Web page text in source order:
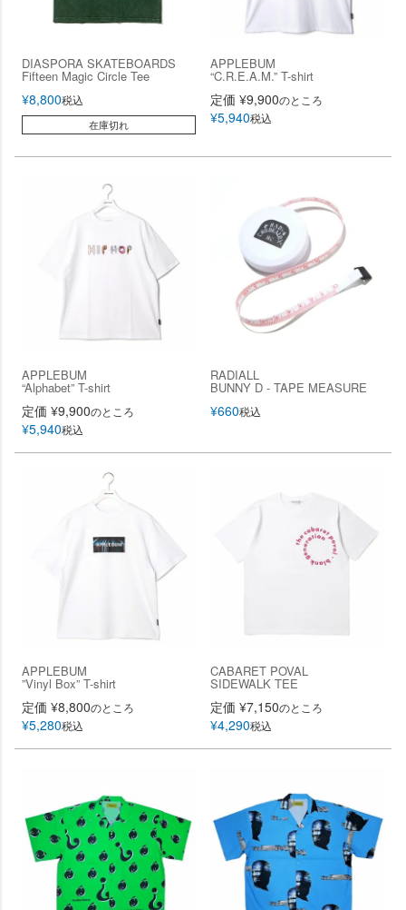
DIASPORA SKATEBOARDS
Fifteen Magic Circle Tee
¥8,800税込
在庫切れ
APPLEBUM
“C.R.E.A.M.” T-shirt
定価 ¥9,900のところ
¥5,940税込
APPLEBUM
“Alphabet” T-shirt
定価 ¥9,900のところ
¥5,940税込
RADIALL
BUNNY D - TAPE MEASURE
¥660税込
APPLEBUM
”Vinyl Box” T-shirt
定価 ¥8,800のところ
¥5,280税込
CABARET POVAL
SIDEWALK TEE
定価 ¥7,150のところ
¥4,290税込